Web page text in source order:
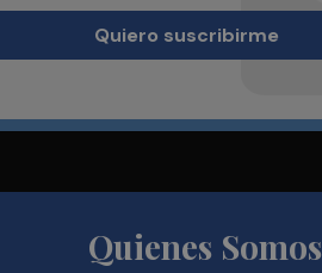
Quiero suscribirme
Quienes Somos